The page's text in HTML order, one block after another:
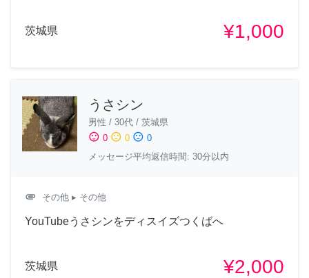
茨城県 ¥1,000
うさシン
男性 / 30代 / 茨城県
sentiment_satisfied 0 sentiment_neutral 0 sentiment_dissatisfied 0
メッセージ平均返信時間: 30分以内
attachment その他 ▸ その他
YouTubeうさシンをディスイズつくばへ
茨城県 ¥2,000